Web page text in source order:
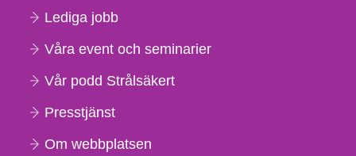
Lediga jobb
Våra event och seminarier
Vår podd Strålsäkert
Presstjänst
Om webbplatsen